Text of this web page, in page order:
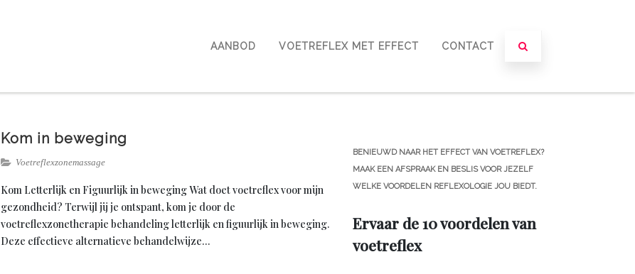
AANBOD VOETREFLEX MET EFFECT CONTACT
Kom in beweging
Voetreflexzonemassage
Kom Letterlijk en Figuurlijk in beweging Wat doet voetreflex voor mijn
gezondheid? Terwijl jij je ontspant, kom je door de
voetreflexzonetherapie behandeling letterlijk en figuurlijk in beweging.
Deze effectieve alternatieve behandelwijze…
BENIEUWD NAAR HET EFFECT VAN VOETREFLEX?
MAAK EEN AFSPRAAK EN BESLIS VOOR JEZELF
WELKE VOORDELEN REFLEXOLOGIE JOU BIEDT.
Ervaar de 10 voordelen van
voetreflex